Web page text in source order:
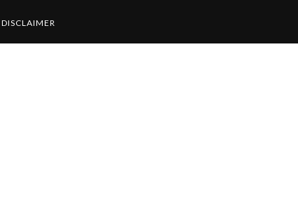
DISCLAIMER